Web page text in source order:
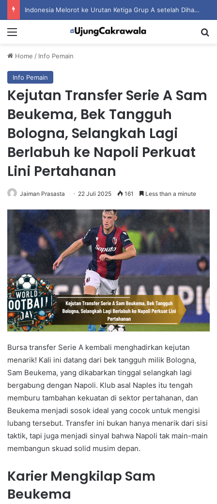
Indonesia Melorot ke Urutan Ketiga Grup A setelah Dihantam Vietnam
Home / Info Pemain
Info Pemain
Kejutan Transfer Serie A Sam
Beukema, Bek Tangguh
Bologna, Selangkah Lagi
Berlabuh ke Napoli Perkuat
Lini Pertahanan
Jaiman Prasasta 22 Juli 2025 161 Less than a minute
Bursa transfer Serie A kembali menghadirkan kejutan
menarik! Kali ini datang dari bek tangguh milik Bologna,
Sam Beukema, yang dikabarkan tinggal selangkah lagi
bergabung dengan Napoli. Klub asal Naples itu tengah
memburu tambahan kekuatan di sektor pertahanan, dan
Beukema menjadi sosok ideal yang cocok untuk mengisi
lubang tersebut. Transfer ini bukan hanya menarik dari sisi
taktik, tapi juga menjadi sinyal bahwa Napoli tak main-main
membangun skuad solid musim depan.
Karier Mengkilap Sam
Beukema